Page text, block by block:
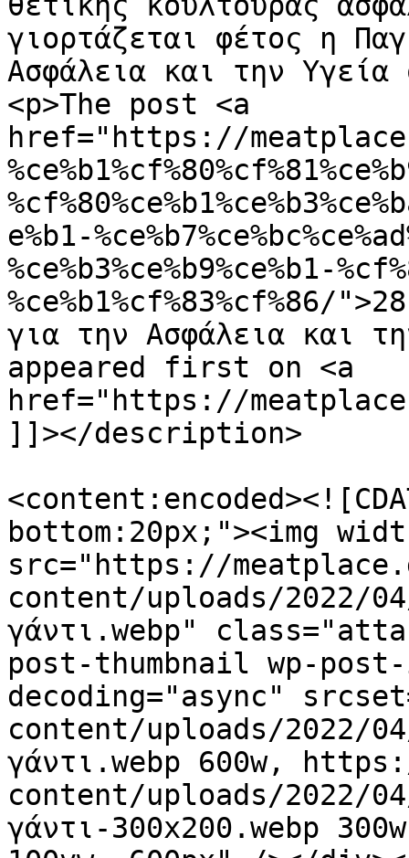
γιορτάζεται φέτος η
Ασφάλεια και την
<p>The post <a
href="https://
e%b1-
%ce%b3%ce%b9%ce%b1-
%ce%b1%cf%83%cf%86/
για την Ασφάλεια και
appeared first on <a
href="https://
]]></description>
bottom:20px;"><img
src="https://
content/uploads/2022/
γάντι.webp"
post-thumbnail wp-
decoding="async"
content/uploads/2022/
γάντι.webp 600w,
content/uploads/2022/
γάντι-300x200.webp